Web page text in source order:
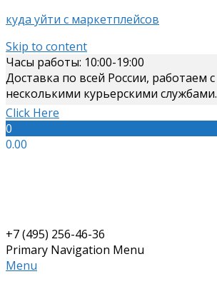
куда уйти с маркетплейсов
Skip to content
Часы работы: 10:00-19:00
Доставка по всей России, работаем с
несколькими курьерскими службами.
Click Here
0
0.00
+7 (495) 256-46-36
Primary Navigation Menu
Menu